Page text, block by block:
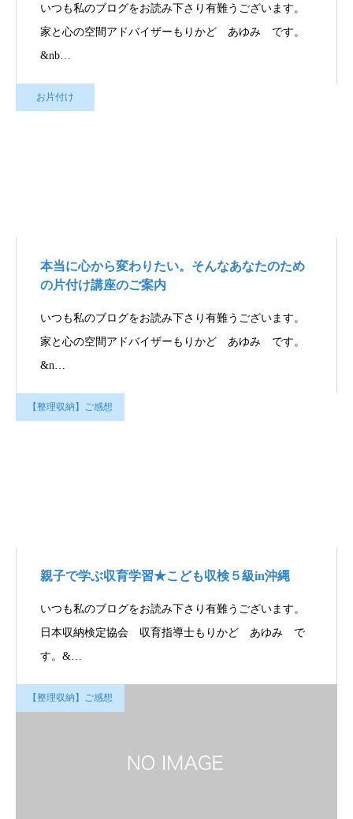
いつも私のブログをお読み下さり有難うございます。
家と心の空間アドバイザーもりかど あゆみ です。
&nb…
お片付け
本当に心から変わりたい。そんなあなたのため
の片付け講座のご案内
いつも私のブログをお読み下さり有難うございます。
家と心の空間アドバイザーもりかど あゆみ です。
&n…
【整理収納】ご感想
親子で学ぶ収育学習★こども収検５級in沖縄
いつも私のブログをお読み下さり有難うございます。
日本収納検定協会 収育指導士もりかど あゆみ で
す。&…
【整理収納】ご感想